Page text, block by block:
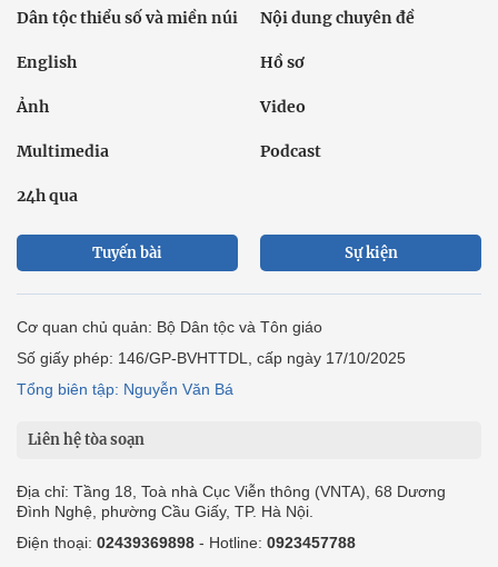
Dân tộc thiểu số và miền núi Nội dung chuyên đề
English Hồ sơ
Ảnh Video
Multimedia Podcast
24h qua
Tuyến bài Sự kiện
Cơ quan chủ quản: Bộ Dân tộc và Tôn giáo
Số giấy phép: 146/GP-BVHTTDL, cấp ngày 17/10/2025
Tổng biên tập: Nguyễn Văn Bá
Liên hệ tòa soạn
Địa chỉ: Tầng 18, Toà nhà Cục Viễn thông (VNTA), 68 Dương
Đình Nghệ, phường Cầu Giấy, TP. Hà Nội.
Điện thoại: 02439369898 - Hotline: 0923457788